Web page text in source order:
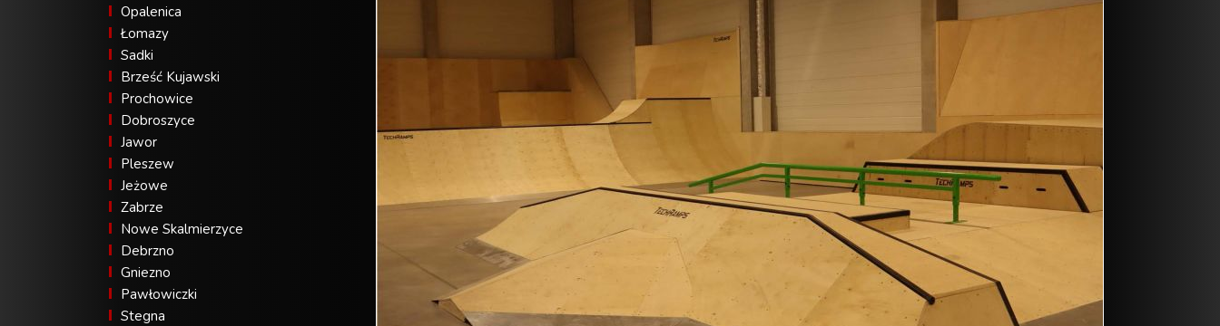
Opalenica
Łomazy
Sadki
Brześć Kujawski
Prochowice
Dobroszyce
Jawor
Pleszew
Jeżowe
Zabrze
Nowe Skalmierzyce
Debrzno
Gniezno
Pawłowiczki
Stegna